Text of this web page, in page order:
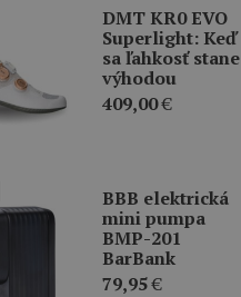
DMT KR0 EVO
Superlight: Keď
sa ľahkosť stane
výhodou
409,00€
BBB elektrická
mini pumpa
BMP-201
BarBank
79,95€